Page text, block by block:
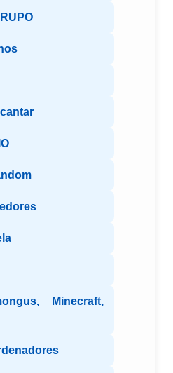
Minecraft,